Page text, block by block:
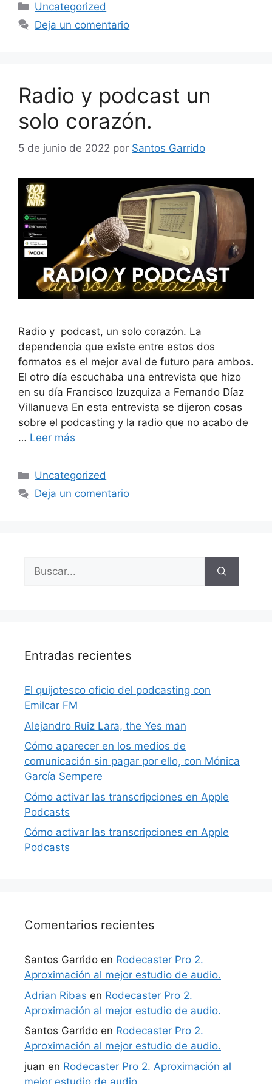
Uncategorized
Deja un comentario
Radio y podcast un
solo corazón.
5 de junio de 2022 por Santos Garrido
Radio y podcast, un solo corazón. La
dependencia que existe entre estos dos
formatos es el mejor aval de futuro para ambos.
El otro día escuchaba una entrevista que hizo
en su día Francisco Izuzquiza a Fernando Díaz
Villanueva En esta entrevista se dijeron cosas
sobre el podcasting y la radio que no acabo de
… Leer más
Uncategorized
Deja un comentario
Entradas recientes
El quijotesco oficio del podcasting con
Emilcar FM
Alejandro Ruiz Lara, the Yes man
Cómo aparecer en los medios de
comunicación sin pagar por ello, con Mónica
García Sempere
Cómo activar las transcripciones en Apple
Podcasts
Cómo activar las transcripciones en Apple
Podcasts
Comentarios recientes
Santos Garrido en Rodecaster Pro 2.
Aproximación al mejor estudio de audio.
Adrian Ribas en Rodecaster Pro 2.
Aproximación al mejor estudio de audio.
Santos Garrido en Rodecaster Pro 2.
Aproximación al mejor estudio de audio.
juan en Rodecaster Pro 2. Aproximación al
mejor estudio de audio.